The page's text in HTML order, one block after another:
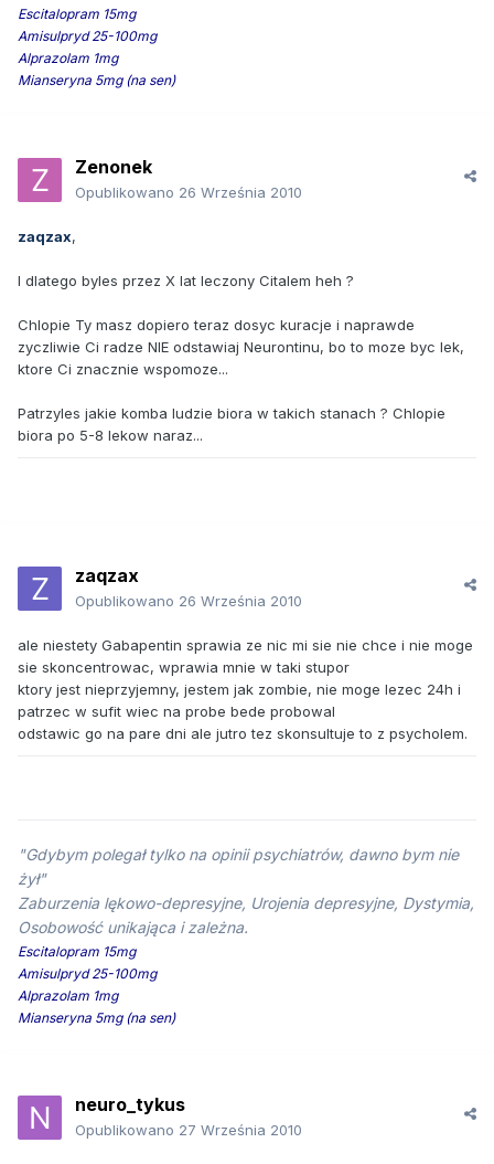
Escitalopram 15mg
Amisulpryd 25-100mg
Alprazolam 1mg
Mianseryna 5mg (na sen)
Zenonek
Opublikowano 26 Września 2010
zaqzax,
I dlatego byles przez X lat leczony Citalem heh ?
Chlopie Ty masz dopiero teraz dosyc kuracje i naprawde
zyczliwie Ci radze NIE odstawiaj Neurontinu, bo to moze byc lek,
ktore Ci znacznie wspomoze...
Patrzyles jakie komba ludzie biora w takich stanach ? Chlopie
biora po 5-8 lekow naraz...
zaqzax
Opublikowano 26 Września 2010
ale niestety Gabapentin sprawia ze nic mi sie nie chce i nie moge
sie skoncentrowac, wprawia mnie w taki stupor
ktory jest nieprzyjemny, jestem jak zombie, nie moge lezec 24h i
patrzec w sufit wiec na probe bede probowal
odstawic go na pare dni ale jutro tez skonsultuje to z psycholem.
"Gdybym polegał tylko na opinii psychiatrów, dawno bym nie
żył"
Zaburzenia lękowo-depresyjne, Urojenia depresyjne, Dystymia,
Osobowość unikająca i zależna.
Escitalopram 15mg
Amisulpryd 25-100mg
Alprazolam 1mg
Mianseryna 5mg (na sen)
neuro_tykus
Opublikowano 27 Września 2010